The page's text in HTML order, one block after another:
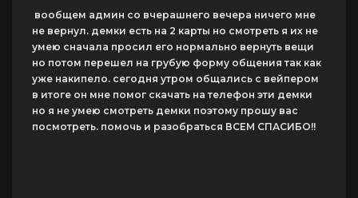
вообщем админ со вчерашнего вечера ничего мне
не вернул. демки есть на 2 карты но смотреть я их не
умею сначала просил его нормально вернуть вещи
но потом перешел на грубую форму общения так как
уже накипело. сегодня утром общались с вейпером
в итоге он мне помог скачать на телефон эти демки
но я не умею смотреть демки поэтому прошу вас
посмотреть. помочь и разобраться ВСЕМ СПАСИБО!!